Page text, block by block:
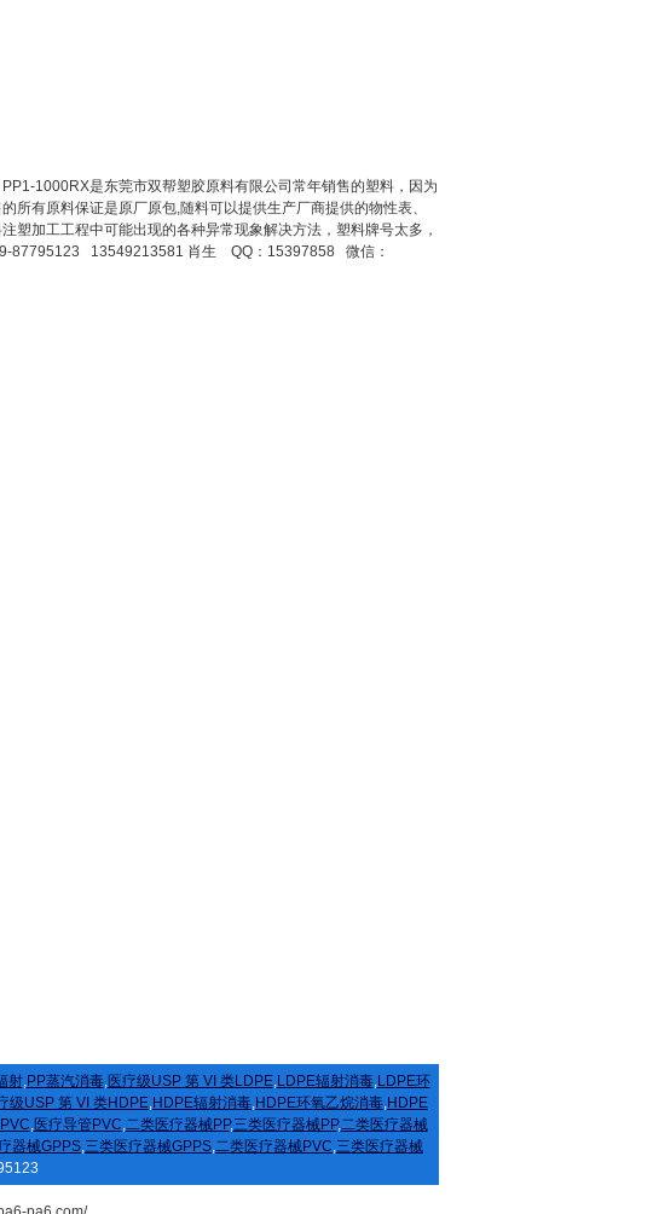
1000RX是东莞市双帮塑胶原料有限公司常年销售的塑料，因为
有原料保证是原厂原包,随料可以提供生产厂商提供的物性表、
塑加工工程中可能出现的各种异常现象解决方法，塑料牌号太多，
87795123 13549213581 肖生 QQ：15397858 微信：
射,PP蒸汽消毒,医疗级USP 第 VI 类LDPE,LDPE辐射消毒,LDPE环
级USP 第 VI 类HDPE,HDPE辐射消毒,HDPE环氧乙烷消毒,HDPE
,医疗导管PVC,二类医疗器械PP,三类医疗器械PP,二类医疗器械
器械GPPS,三类医疗器械GPPS,二类医疗器械PVC,三类医疗器械